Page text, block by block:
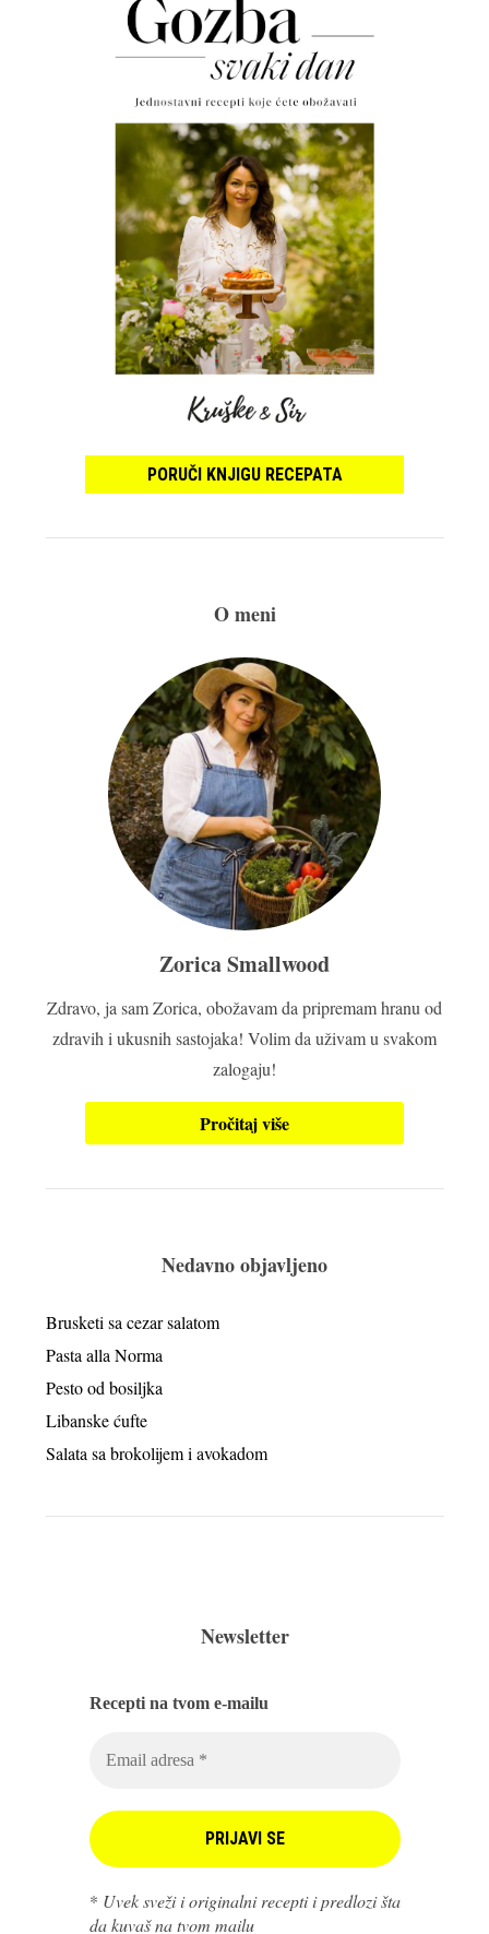
PORUČI KNJIGU RECEPATA
O meni
Zorica Smallwood
Zdravo, ja sam Zorica, obožavam da pripremam hranu od
zdravih i ukusnih sastojaka! Volim da uživam u svakom
zalogaju!
Pročitaj više
Nedavno objavljeno
Brusketi sa cezar salatom
Pasta alla Norma
Pesto od bosiljka
Libanske ćufte
Salata sa brokolijem i avokadom
Newsletter
Recepti na tvom e-mailu
* Uvek sveži i originalni recepti i predlozi šta
da kuvaš na tvom mailu